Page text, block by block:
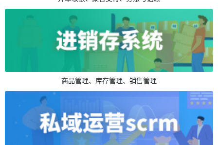
商品管理、库存管理、销售管理